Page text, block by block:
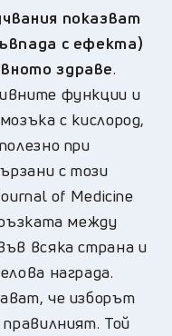
показват
с ефекта)
здраве.
функции и
с кислород,
при
с този
of Medicine
между
всяка страна и
награда.
че изборът
Той